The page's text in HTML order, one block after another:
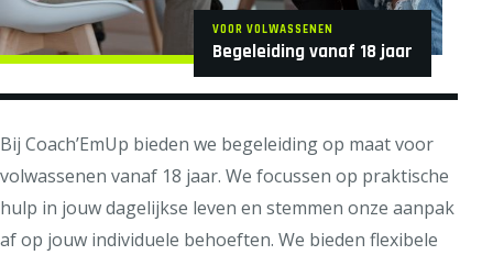
VOOR VOLWASSENEN
Begeleiding vanaf 18 jaar
Bij Coach’EmUp bieden we begeleiding op maat voor
volwassenen vanaf 18 jaar. We focussen op praktische
hulp in jouw dagelijkse leven en stemmen onze aanpak
af op jouw individuele behoeften. We bieden flexibele